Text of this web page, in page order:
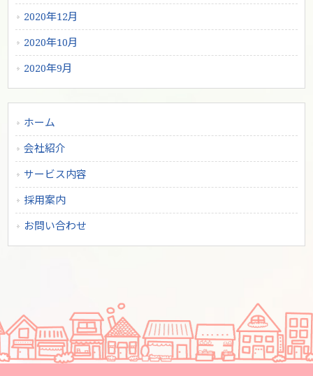
2020年12月
2020年10月
2020年9月
ホーム
会社紹介
サービス内容
採用案内
お問い合わせ